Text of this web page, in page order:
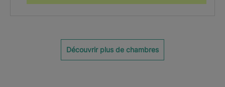
Découvrir plus de chambres